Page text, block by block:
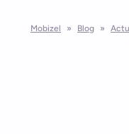
Application
Mobizel » Blog »